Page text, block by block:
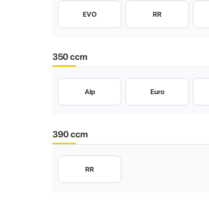
EVO RR
350 ccm
Alp Euro
390 ccm
RR